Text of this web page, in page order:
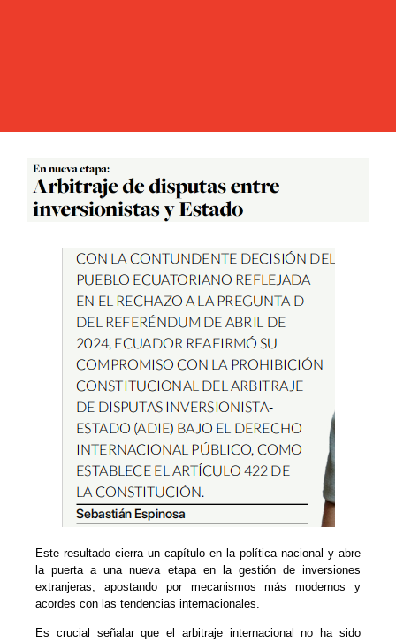
Este resultado cierra un capítulo en la política nacional y abre
la puerta a una nueva etapa en la gestión de inversiones
extranjeras, apostando por mecanismos más modernos y
acordes con las tendencias internacionales.
Es crucial señalar que el arbitraje internacional no ha sido